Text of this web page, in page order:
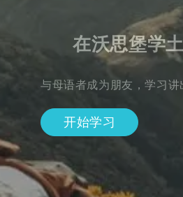
在沃思堡学
与母语者成为朋友，学习
开始学习